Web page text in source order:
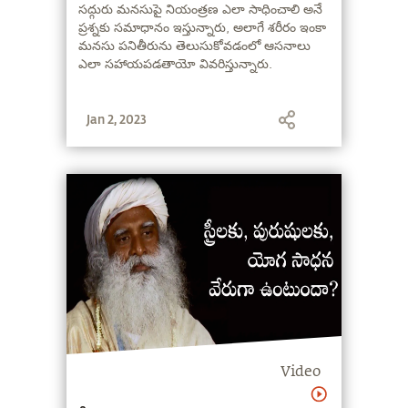
సద్గురు మనసుపై నియంత్రణ ఎలా సాధించాలి అనే
ప్రశ్నకు సమాధానం ఇస్తున్నారు, అలాగే శరీరం ఇంకా
మనసు పనితీరును తెలుసుకోవడంలో ఆసనాలు
ఎలా సహాయపడతాయో వివరిస్తున్నారు.
Jan 2, 2023
Video